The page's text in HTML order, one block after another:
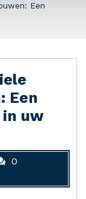
Een
Een
uw
0